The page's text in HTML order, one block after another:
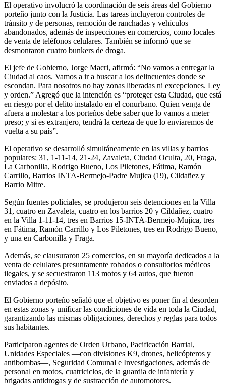
El operativo involucró la coordinación de seis áreas del Gobierno
porteño junto con la Justicia. Las tareas incluyeron controles de
tránsito y de personas, remoción de ranchadas y vehículos
abandonados, además de inspecciones en comercios, como locales
de venta de teléfonos celulares. También se informó que se
desmontaron cuatro bunkers de droga.
El jefe de Gobierno, Jorge Macri, afirmó: “No vamos a entregar la
Ciudad al caos. Vamos a ir a buscar a los delincuentes donde se
escondan. Para nosotros no hay zonas liberadas ni excepciones. Ley
y orden.” Agregó que la intención es “proteger esta Ciudad, que está
en riesgo por el delito instalado en el conurbano. Quien venga de
afuera a molestar a los porteños debe saber que lo vamos a meter
preso; y si es extranjero, tendrá la certeza de que lo enviaremos de
vuelta a su país”.
El operativo se desarrolló simultáneamente en las villas y barrios
populares: 31, 1-11-14, 21-24, Zavaleta, Ciudad Oculta, 20, Fraga,
La Carbonilla, Rodrigo Bueno, Los Piletones, Fátima, Ramón
Carrillo, Barrios INTA-Bermejo-Padre Mujica (19), Cildañez y
Barrio Mitre.
Según fuentes policiales, se produjeron seis detenciones en la Villa
31, cuatro en Zavaleta, cuatro en los barrios 20 y Cildañez, cuatro
en la Villa 1-11-14, tres en Barrios 15-INTA-Bermejo-Mujica, tres
en Fátima, Ramón Carrillo y Los Piletones, tres en Rodrigo Bueno,
y una en Carbonilla y Fraga.
Además, se clausuraron 25 comercios, en su mayoría dedicados a la
venta de celulares presuntamente robados o consultorios médicos
ilegales, y se secuestraron 113 motos y 64 autos, que fueron
enviados a depósito.
El Gobierno porteño señaló que el objetivo es poner fin al desorden
en estas zonas y unificar las condiciones de vida en toda la Ciudad,
garantizando las mismas obligaciones, derechos y reglas para todos
sus habitantes.
Participaron agentes de Orden Urbano, Pacificación Barrial,
Unidades Especiales —con divisiones K9, drones, helicópteros y
antibombas—, Seguridad Comunal e Investigaciones, además de
personal en motos, cuatriciclos, de la guardia de infantería y
brigadas antidrogas y de sustracción de automotores.